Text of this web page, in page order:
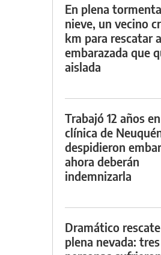
En plena
nieve, un vecino
km para rescatar
embarazada que
aislada
Trabajó 12 años
clínica de
despidieron
ahora deberán
indemnizarla
Dramático
plena nevada: tres